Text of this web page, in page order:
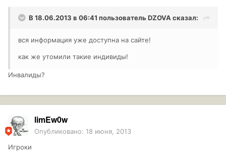
В 18.06.2013 в 06:41 пользователь DZOVAсказал:
вся информация уже доступна на сайте!
как же утомили такие индивиды!
Инвалиды?
limEw0w
Опубликовано: 18 июня, 2013
Игроки